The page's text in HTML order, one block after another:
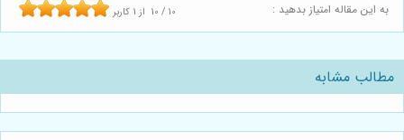
به این مقاله امتیاز بدهید : 10 / 10 از 1 کاربر
مطالب مشابه